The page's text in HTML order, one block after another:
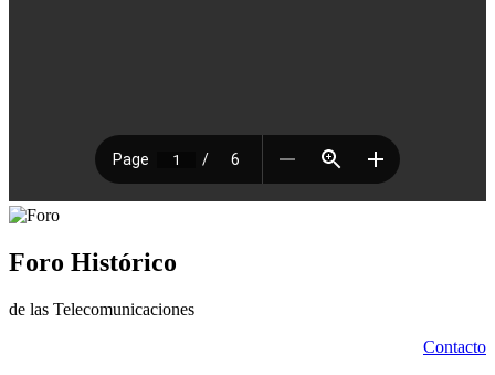
Foro Histórico
de las Telecomunicaciones
Contacto